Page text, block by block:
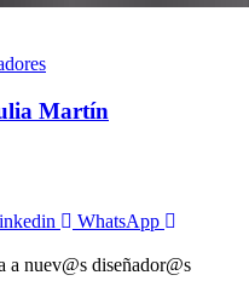
Martín
WhatsApp
a nuev@s diseñador@s